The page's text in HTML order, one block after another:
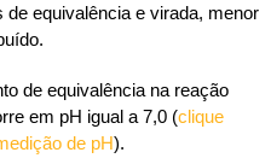
equivalência e virada, menor
de equivalência na reação
em pH igual a 7,0 (clique
de pH).